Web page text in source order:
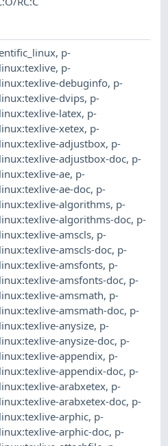
, p-
, p-
debuginfo, p-
dvips, p-
latex, p-
xetex, p-
adjustbox, p-
adjustbox-doc, p-
ae, p-
ae-doc, p-
algorithms, p-
algorithms-doc, p-
amscls, p-
amscls-doc, p-
amsfonts, p-
amsfonts-doc, p-
amsmath, p-
amsmath-doc, p-
anysize, p-
anysize-doc, p-
appendix, p-
appendix-doc, p-
arabxetex, p-
arabxetex-doc, p-
arphic, p-
arphic-doc, p-